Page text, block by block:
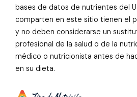
bases de datos de nutrientes del
comparten en este sitio tienen el
y no deben considerarse un
profesional de la salud o de la
médico o nutricionista antes de
en su dieta.